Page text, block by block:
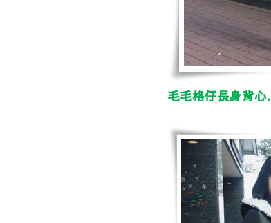
毛毛格仔長身背心.